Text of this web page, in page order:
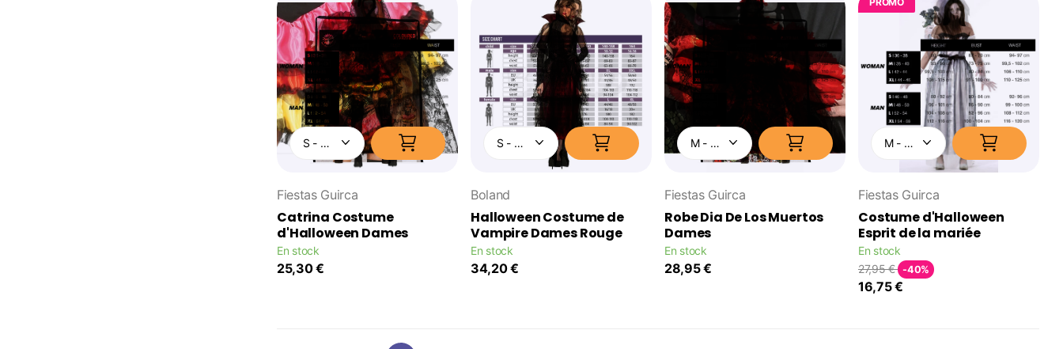
Fiestas Guirca
Catrina Costume
d'Halloween Dames
En stock
25,30 €
Boland
Halloween Costume de
Vampire Dames Rouge
En stock
34,20 €
Fiestas Guirca
Robe Dia De Los Muertos
Dames
En stock
28,95 €
Fiestas Guirca
Costume d'Halloween
Esprit de la mariée
En stock
27,95 € -40%
16,75 €